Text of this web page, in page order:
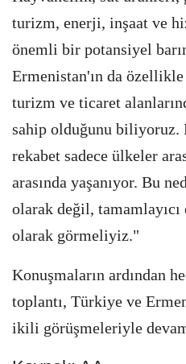
turizm, enerji, inşaat ve
önemli bir potansiyel
Ermenistan'ın da
turizm ve ticaret
sahip olduğunu biliyoruz.
rekabet sadece ülkeler
arasında yaşanıyor. Bu
olarak değil,
olarak görmeliyiz."
Konuşmaların ardından
toplantı, Türkiye ve
ikili görüşmeleriyle